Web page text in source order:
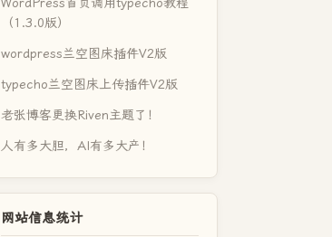
（1.3.0版）
wordpress兰空图床插件V2版
typecho兰空图床上传插件V2版
老张博客更换Riven主题了！
人有多大胆，AI有多大产！
网站信息统计